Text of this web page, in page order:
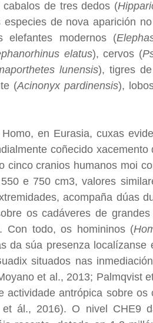
cabalos de tres dedos (
de nova aparición
elefantes modernos (
elatus), cervos (
lunensis), tigres
(Acinonyx pardinensis),
en Eurasia, cuxas
coñecido xacemento
cinco cranios humanos moi
e 750 cm3, valores
acompaña dúas
os cadáveres de grandes
Con todo, os homininos (
da súa presenza localízanse
situados nas
et al., 2013; Palmqvist
actividade antrópica sobre os
et ál., 2016). O nivel CHE9